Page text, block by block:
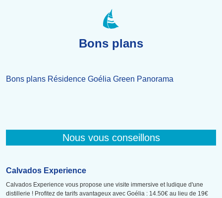
Bons plans
Bons plans Résidence Goélia Green Panorama
Nous vous conseillons
Calvados Experience
Calvados Experience vous propose une visite immersive et ludique d'une
distillerie ! Profitez de tarifs avantageux avec Goélia : 14.50€ au lieu de 19€